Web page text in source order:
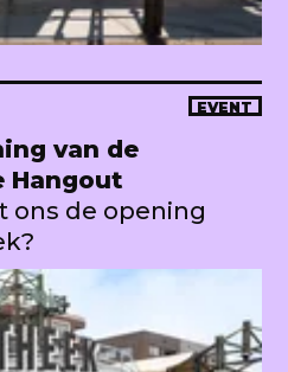
EVENT
van de
Hangout
ons de opening